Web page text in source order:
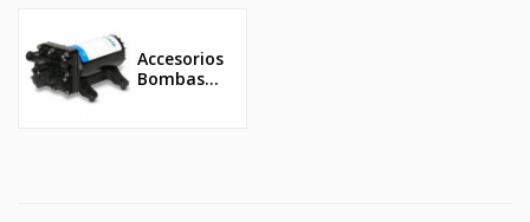
Accesorios
Bombas...